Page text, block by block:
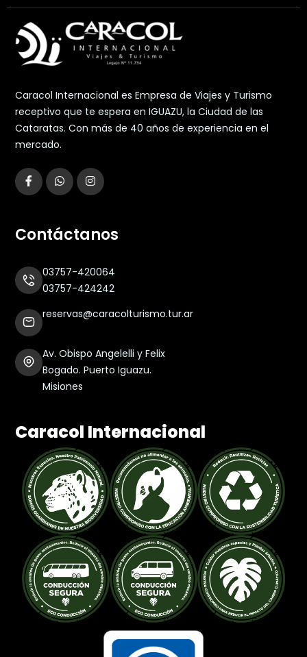
Caracol Internacional es Empresa de Viajes y Turismo
receptivo que te espera en IGUAZU, la Ciudad de las
Cataratas. Con más de 40 años de experiencia en el
mercado.
Contáctanos
03757-420064
03757-424242
reservas@caracolturismo.tur.ar
Av. Obispo Angelelli y Felix
Bogado. Puerto Iguazu.
Misiones
Caracol Internacional